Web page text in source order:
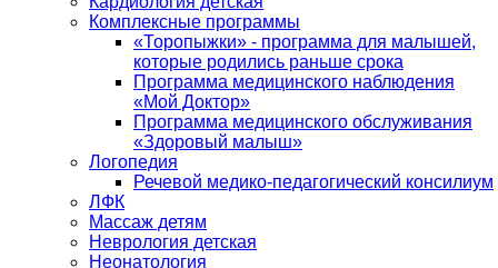
Комплексные программы
«Торопыжки» - программа для малышей,
которые родились раньше срока
Программа медицинского наблюдения
«Мой Доктор»
Программа медицинского обслуживания
«Здоровый малыш»
Логопедия
Речевой медико-педагогический консилиум
ЛФК
Массаж детям
Неврология детская
Неонатология